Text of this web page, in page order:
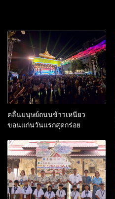
คลื่นมนุษย์ถนนข้าวเหนียว
ขอนแก่นวันแรกสุดกร่อย